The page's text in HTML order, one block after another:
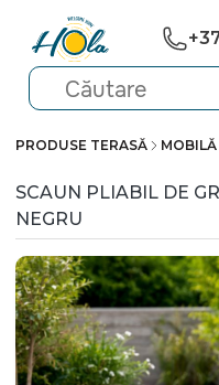
PRODUSE TERASĂ
SCAUN PLIABIL DE
NEGRU